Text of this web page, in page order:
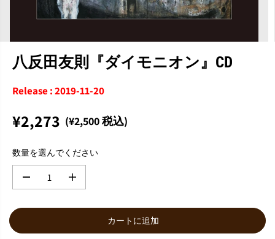
八反田友則『ダイモニオン』CD
Release : 2019-11-20
通
価
格
¥2,273 (¥2,500 税込)
数量を選んでください
数
カートに追加